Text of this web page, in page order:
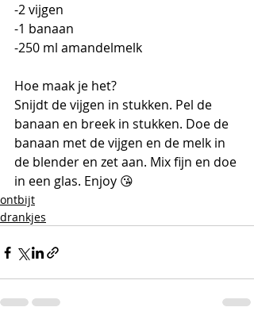
-2 vijgen
-1 banaan
-250 ml amandelmelk
Hoe maak je het?
Snijdt de vijgen in stukken. Pel de
banaan en breek in stukken. Doe de
banaan met de vijgen en de melk in
de blender en zet aan. Mix fijn en doe
in een glas. Enjoy 😘
ontbijt
drankjes